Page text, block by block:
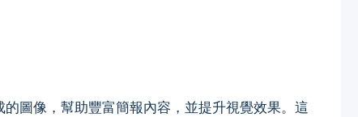
圖像，幫助豐富簡報內容，並提升視覺效果。這